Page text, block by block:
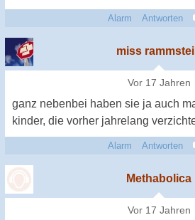
Alarm Antworten
miss
Vor 17 Jahren
ganz nebenbei haben sie ja auch
kinder, die vorher jahrelang
Alarm Antworten
Methabolica
Vor 17 Jahren